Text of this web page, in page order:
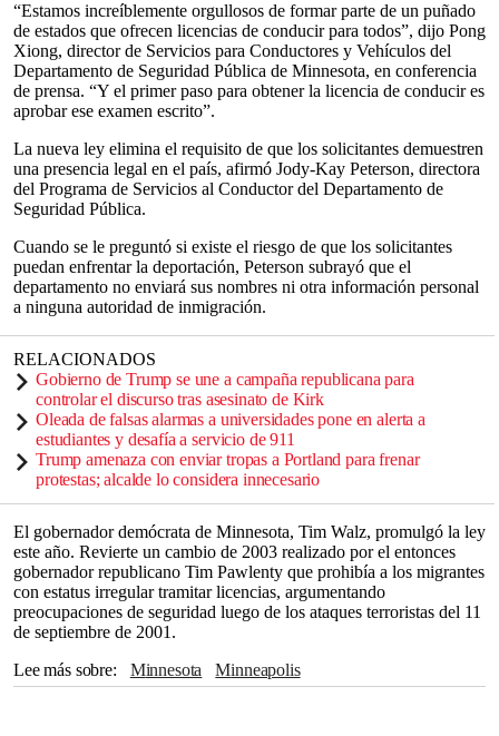
“Estamos increíblemente orgullosos de formar parte de un puñado
de estados que ofrecen licencias de conducir para todos”, dijo Pong
Xiong, director de Servicios para Conductores y Vehículos del
Departamento de Seguridad Pública de Minnesota, en conferencia
de prensa. “Y el primer paso para obtener la licencia de conducir es
aprobar ese examen escrito”.
La nueva ley elimina el requisito de que los solicitantes demuestren
una presencia legal en el país, afirmó Jody-Kay Peterson, directora
del Programa de Servicios al Conductor del Departamento de
Seguridad Pública.
Cuando se le preguntó si existe el riesgo de que los solicitantes
puedan enfrentar la deportación, Peterson subrayó que el
departamento no enviará sus nombres ni otra información personal
a ninguna autoridad de inmigración.
RELACIONADOS
Gobierno de Trump se une a campaña republicana para
controlar el discurso tras asesinato de Kirk
Oleada de falsas alarmas a universidades pone en alerta a
estudiantes y desafía a servicio de 911
Trump amenaza con enviar tropas a Portland para frenar
protestas; alcalde lo considera innecesario
El gobernador demócrata de Minnesota, Tim Walz, promulgó la ley
este año. Revierte un cambio de 2003 realizado por el entonces
gobernador republicano Tim Pawlenty que prohibía a los migrantes
con estatus irregular tramitar licencias, argumentando
preocupaciones de seguridad luego de los ataques terroristas del 11
de septiembre de 2001.
Lee más sobre
Minnesota Minneapolis